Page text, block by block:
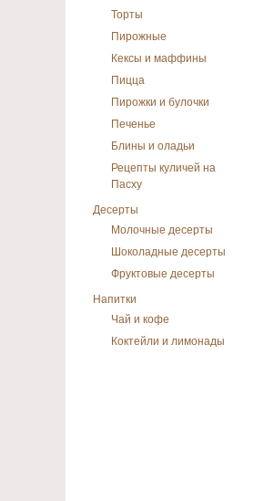
Торты
Пирожные
Кексы и маффины
Пицца
Пирожки и булочки
Печенье
Блины и оладьи
Рецепты куличей на
Пасху
Десерты
Молочные десерты
Шоколадные десерты
Фруктовые десерты
Напитки
Чай и кофе
Коктейли и лимонады